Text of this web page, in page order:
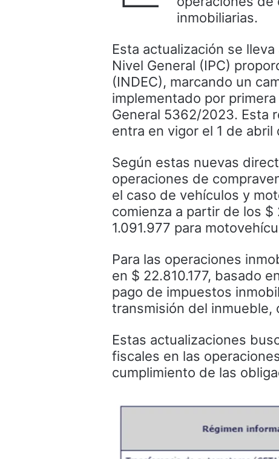
inmobiliarias.
Esta actualización se
Nivel General (IPC)
(INDEC), marcando un
implementado por
General 5362/2023. Esta
entra en vigor el 1 de abril
Según estas nuevas
operaciones de
el caso de vehículos y
comienza a partir de los
1.091.977 para
Para las operaciones
en $ 22.810.177, basado
pago de impuestos
transmisión del inmueble,
Estas actualizaciones
fiscales en las
cumplimiento de las